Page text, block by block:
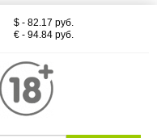
$ - 82.17 руб.
€ - 94.84 руб.